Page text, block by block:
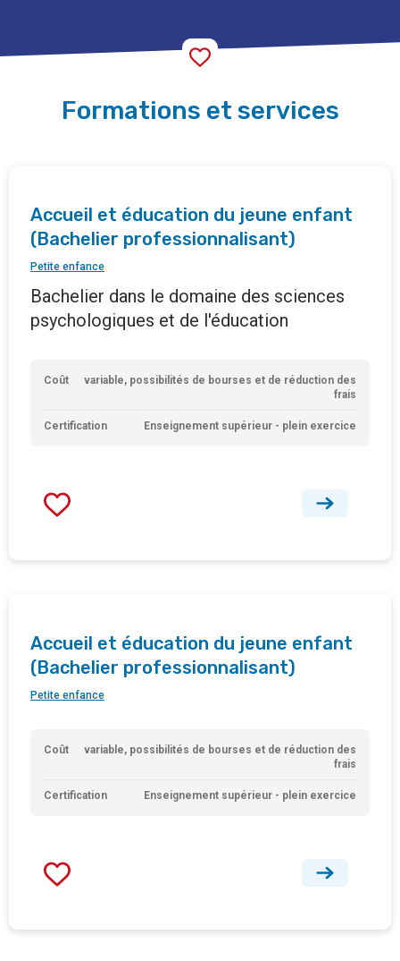
Formations et services
Accueil et éducation du jeune enfant
(Bachelier professionnalisant)
Petite enfance
Bachelier dans le domaine des sciences
psychologiques et de l'éducation
Coût
variable, possibilités de bourses et de réduction des
frais
Certification Enseignement supérieur - plein exercice
Accueil et éducation du jeune enfant
(Bachelier professionnalisant)
Petite enfance
Coût
variable, possibilités de bourses et de réduction des
frais
Certification Enseignement supérieur - plein exercice